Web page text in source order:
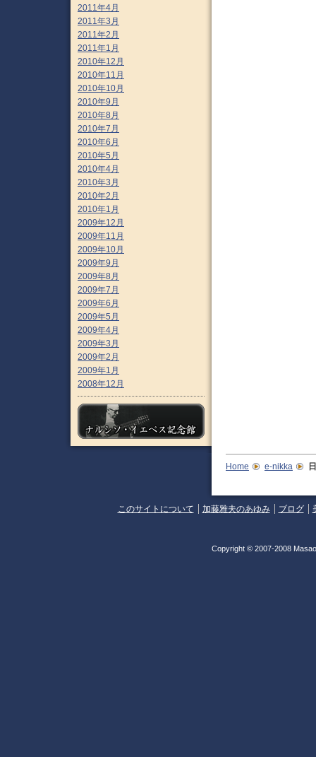
2011年4月
2011年3月
2011年2月
2011年1月
2010年12月
2010年11月
2010年10月
2010年9月
2010年8月
2010年7月
2010年6月
2010年5月
2010年4月
2010年3月
2010年2月
2010年1月
2009年12月
2009年11月
2009年10月
2009年9月
2009年8月
2009年7月
2009年6月
2009年5月
2009年4月
2009年3月
2009年2月
2009年1月
2008年12月
Home e-nikka
このサイトについて 加藤雅夫のあゆみ ブログ
Copyright © 2007-2008